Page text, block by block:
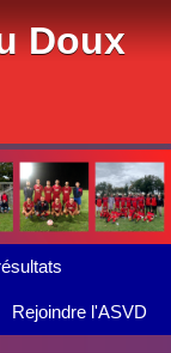
Doux
Rejoindre l'ASVD